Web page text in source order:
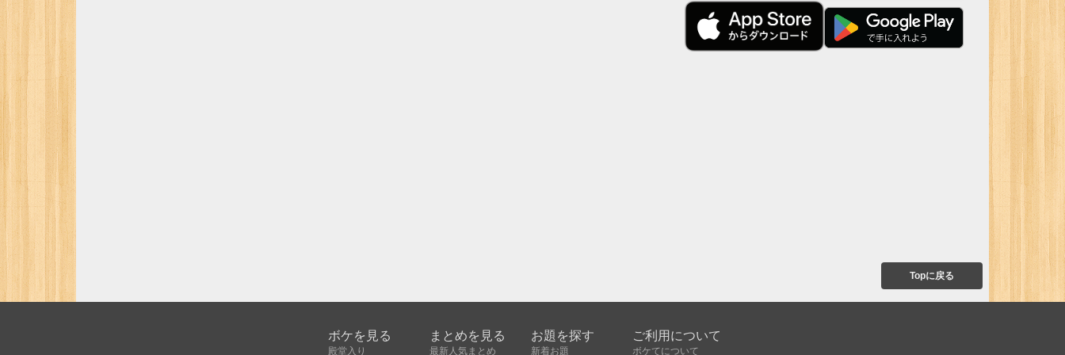
Topに戻る
ボケを見る
殿堂入り
まとめを見る
最新人気まとめ
お題を探す
新着お題
ご利用について
ボケてについて